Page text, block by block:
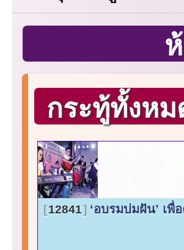
กระทู้ทั้งหม
12841 ‘อบรมบ่มฝัน’ เ